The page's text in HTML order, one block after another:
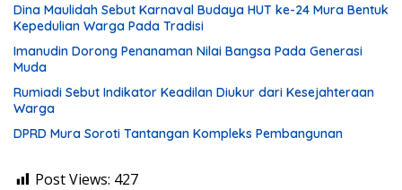
Dina Maulidah Sebut Karnaval Budaya HUT ke-24 Mura Bentuk
Kepedulian Warga Pada Tradisi
Imanudin Dorong Penanaman Nilai Bangsa Pada Generasi
Muda
Rumiadi Sebut Indikator Keadilan Diukur dari Kesejahteraan
Warga
DPRD Mura Soroti Tantangan Kompleks Pembangunan
Post Views: 427